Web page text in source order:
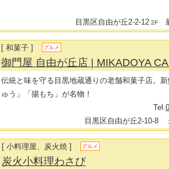
目黒区自由が丘2-2-12 2F
[ 和菓子 ] グルメ
御門屋 自由が丘店 | MIKADOYA
伝統と味を守る目黒地蔵通りの老舗和菓子店。
ゅう」「揚もち」が名物！
Tel.
目黒区自由が丘2-10-8
[ 小料理屋、炭火焼 ] グルメ
炭火小料理わさび